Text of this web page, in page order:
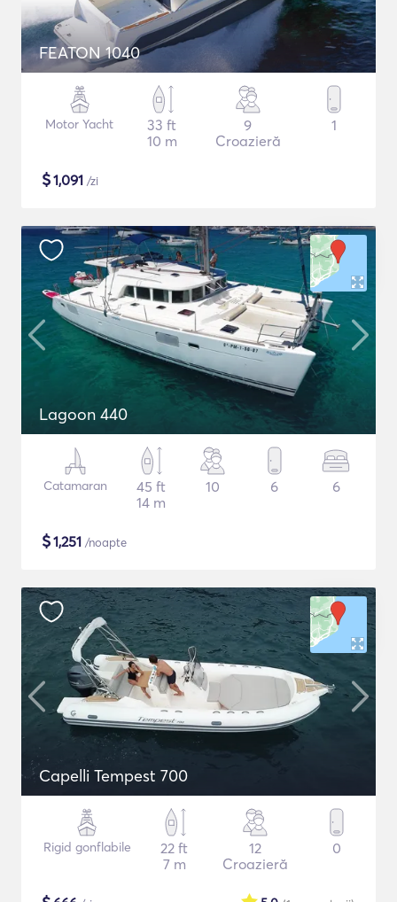
FEATON 1040
Motor Yacht
33 ft
10 m
9
Croazieră
1
$1,091 /zi
Lagoon 440
Catamaran
45 ft
14 m
10 6 6
$1,251 /noapte
Capelli Tempest 700
Rigid gonflabile
22 ft
7 m
12
Croazieră
0